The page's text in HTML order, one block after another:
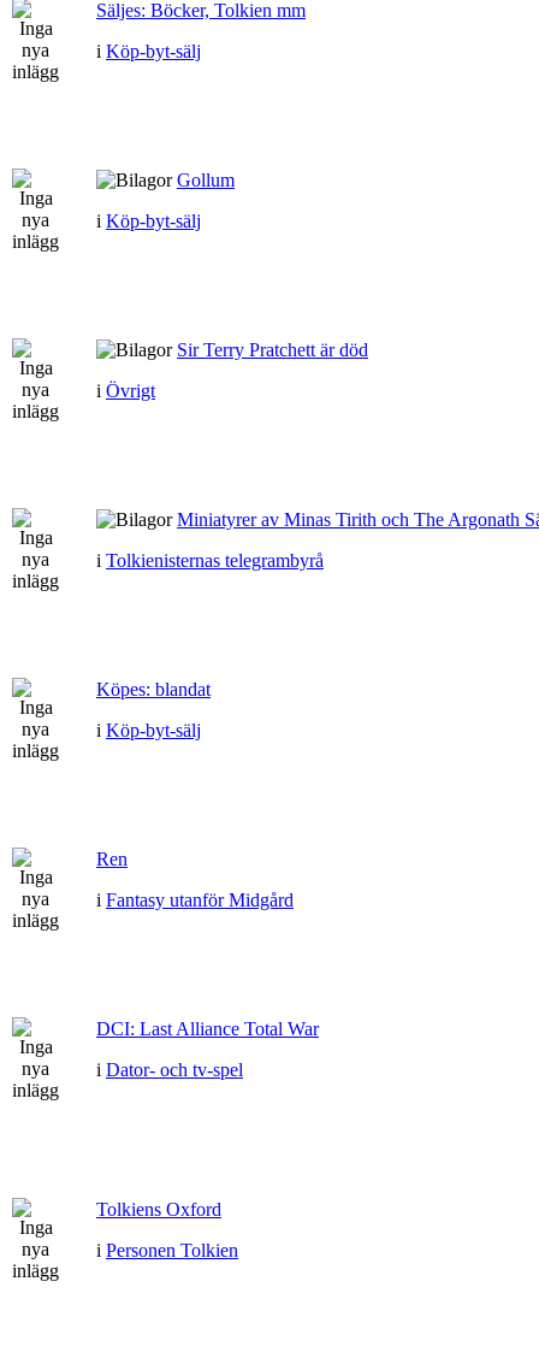
Säljes: Böcker, Tolkien mm
i Köp-byt-sälj
Gollum
i Köp-byt-sälj
Sir Terry Pratchett är död
i Övrigt
Miniatyrer av Minas Tirith och The Argonath
i Tolkienisternas telegrambyrå
Köpes: blandat
i Köp-byt-sälj
Ren
i Fantasy utanför Midgård
DCI: Last Alliance Total War
i Dator- och tv-spel
Tolkiens Oxford
i Personen Tolkien